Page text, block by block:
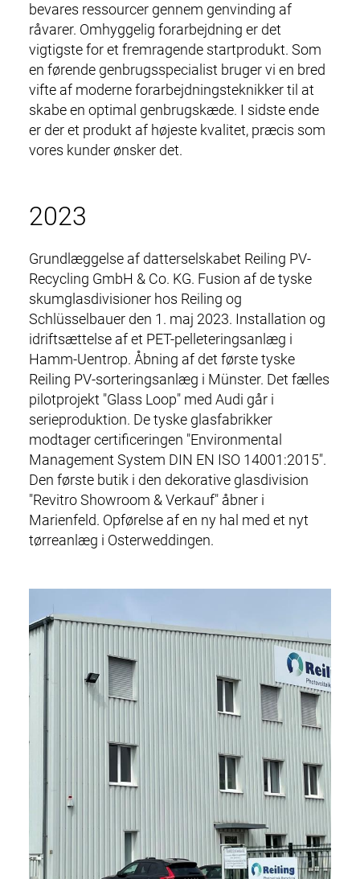
bevares ressourcer gennem genvinding af
råvarer. Omhyggelig forarbejdning er det
vigtigste for et fremragende startprodukt. Som
en førende genbrugsspecialist bruger vi en bred
vifte af moderne forarbejdningsteknikker til at
skabe en optimal genbrugskæde. I sidste ende
er der et produkt af højeste kvalitet, præcis som
vores kunder ønsker det.
2023
Grundlæggelse af datterselskabet Reiling PV-
Recycling GmbH & Co. KG. Fusion af de tyske
skumglasdivisioner hos Reiling og
Schlüsselbauer den 1. maj 2023. Installation og
idriftsættelse af et PET-pelleteringsanlæg i
Hamm-Uentrop. Åbning af det første tyske
Reiling PV-sorteringsanlæg i Münster. Det fælles
pilotprojekt "Glass Loop" med Audi går i
serieproduktion. De tyske glasfabrikker
modtager certificeringen "Environmental
Management System DIN EN ISO 14001:2015".
Den første butik i den dekorative glasdivision
"Revitro Showroom & Verkauf" åbner i
Marienfeld. Opførelse af en ny hal med et nyt
tørreanlæg i Osterweddingen.